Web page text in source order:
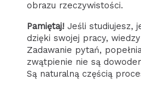
obrazu rzeczywistości.
Pamiętaj! Jeśli studiujesz,
dzięki swojej pracy,
Zadawanie pytań,
zwątpienie nie są
Są naturalną częścią